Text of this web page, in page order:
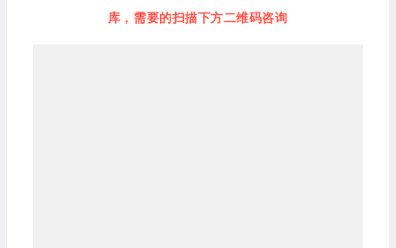
库，需要的扫描下方二维码咨询